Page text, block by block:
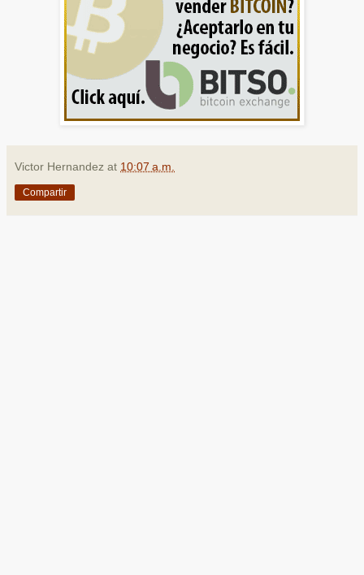
Victor Hernandez at 10:07 a.m.
Compartir